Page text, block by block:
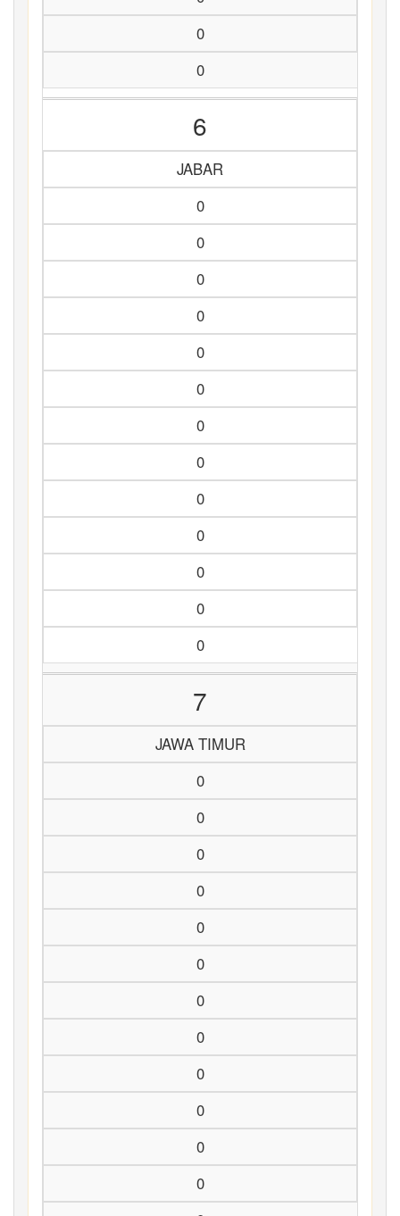
0
0
6
JABAR
0
0
0
0
0
0
0
0
0
0
0
0
0
7
JAWA TIMUR
0
0
0
0
0
0
0
0
0
0
0
0